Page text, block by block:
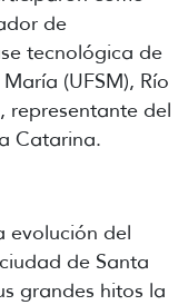
de
tecnológica de
(UFSM), Río
representante del
Catarina.
evolución del
de Santa
grandes hitos la